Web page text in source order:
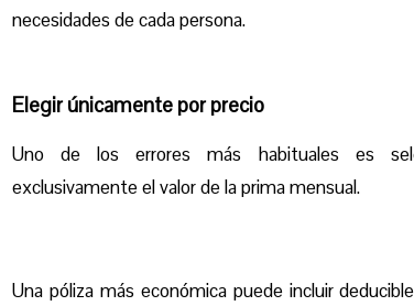
necesidades de cada persona.
Elegir únicamente por precio
Uno de los errores más habituales es
exclusivamente el valor de la prima mensual.
Una póliza más económica puede incluir